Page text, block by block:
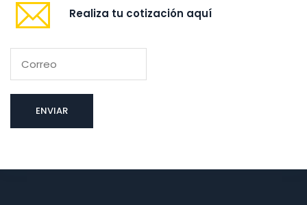
Realiza tu cotización aquí